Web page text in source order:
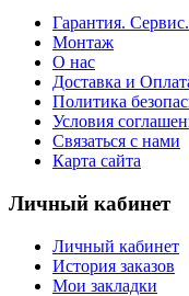
Гарантия.
Монтаж
О нас
Доставка и
Политика
Условия
Связаться с нами
Карта сайта
Личный кабинет
Личный кабинет
История заказов
Мои закладки